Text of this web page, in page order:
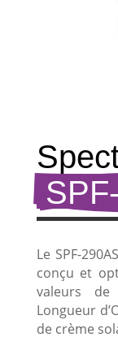
Le SPF-
conçu et
valeurs de
Longueur
de crème